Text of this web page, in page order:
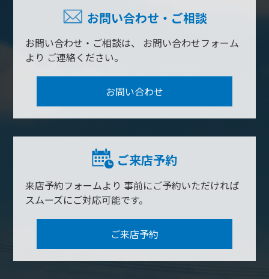
お問い合わせ・ご相談
お問い合わせ・ご相談は、
お問い合わせフォーム
より ご連絡ください。
お問い合わせ
ご来店予約
来店予約フォームより 事前にご予約いただければ
スムーズにご対応可能です。
ご来店予約